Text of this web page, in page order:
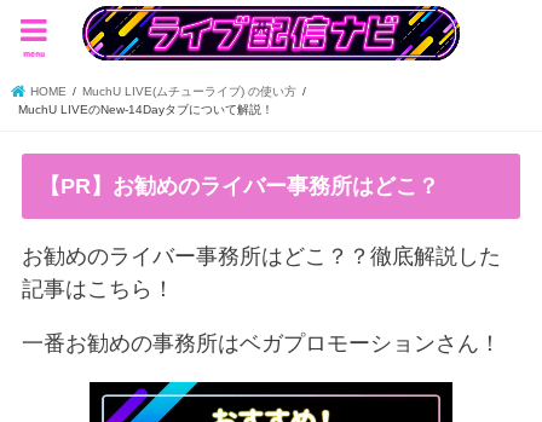
menu
HOME
MuchU LIVE(ムチューライブ) の使い方
MuchU LIVEのNew-14Dayタブについて解説！
【PR】お勧めのライバー事務所はどこ？
お勧めのライバー事務所はどこ？？徹底解説した
記事はこちら！
一番お勧めの事務所はベガプロモーションさん！